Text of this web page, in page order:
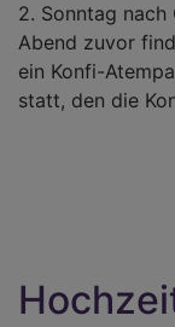
2. Sonntag
Abend zuvor
ein Konfi-
statt, den die